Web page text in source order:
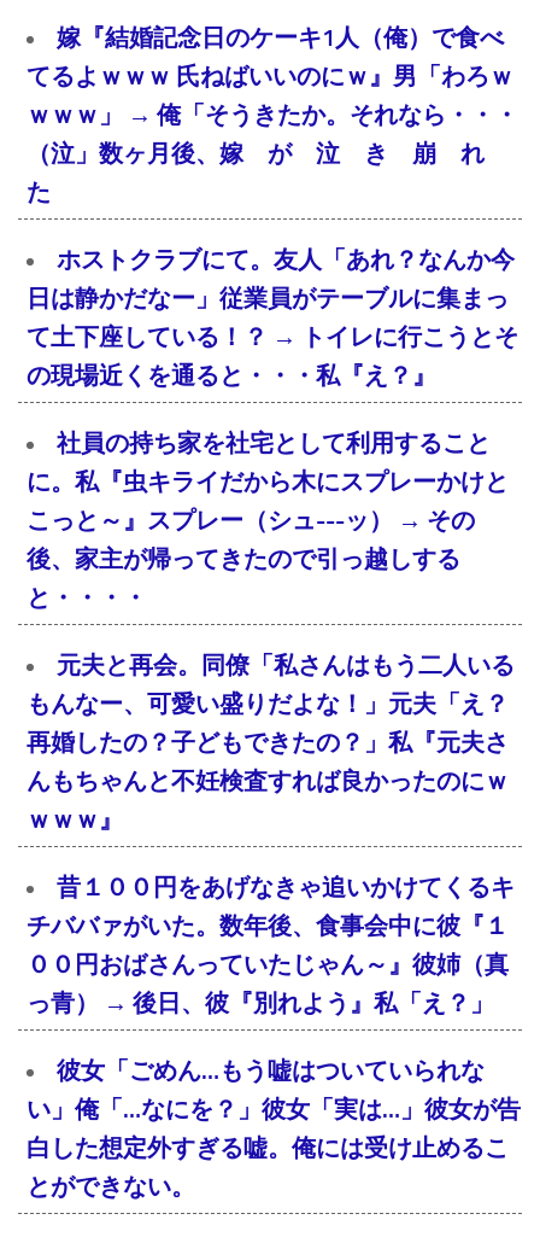
嫁『結婚記念日のケーキ1人（俺）で食べ
てるよｗｗｗ 氏ねばいいのにｗ』男「わろｗ
ｗｗｗ」 → 俺「そうきたか。それなら・・・
（泣」数ヶ月後、嫁 が 泣 き 崩 れ
た
ホストクラブにて。友人「あれ？なんか今
日は静かだなー」従業員がテーブルに集まっ
て土下座している！？ → トイレに行こうとそ
の現場近くを通ると・・・私『え？』
社員の持ち家を社宅として利用すること
に。私『虫キライだから木にスプレーかけと
こっと～』スプレー（シュ---ッ） → その
後、家主が帰ってきたので引っ越しする
と・・・・
元夫と再会。同僚「私さんはもう二人いる
もんなー、可愛い盛りだよな！」元夫「え？
再婚したの？子どもできたの？」私『元夫さ
んもちゃんと不妊検査すれば良かったのにｗ
ｗｗｗ』
昔１００円をあげなきゃ追いかけてくるキ
チババァがいた。数年後、食事会中に彼『１
００円おばさんっていたじゃん～』彼姉（真
っ青） → 後日、彼『別れよう』私「え？」
彼女「ごめん…もう嘘はついていられな
い」俺「…なにを？」彼女「実は…」彼女が告
白した想定外すぎる嘘。俺には受け止めるこ
とができない。